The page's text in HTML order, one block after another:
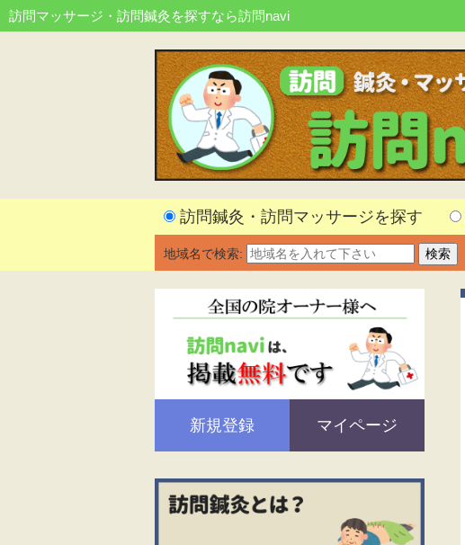
訪問マッサージ・訪問鍼灸を探すなら訪問navi
訪問鍼灸・訪問マッサージを探す
地域名で検索:
新規登録 マイページ